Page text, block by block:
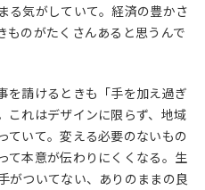
る気がしていて。経済の豊かさ
ものがたくさんあると思うんで
を請けるときも「手を加え過ぎ
これはデザインに限らず、地域
ていて。変える必要のないもの
て本意が伝わりにくくなる。生
がついてない、ありのままの良